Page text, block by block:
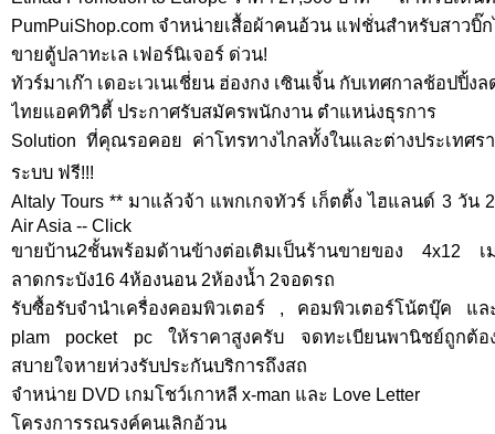
PumPuiShop.com จำหน่ายเสื้อผ้าคนอ้วน แฟชั่นสำหรับสาวบิ๊ก
ขายตู้ปลาทะเล เฟอร์นิเจอร์ ด่วน!
ทัวร์มาเก๊า เดอะเวเนเชี่ยน ฮ่องกง เซินเจิ้น กับเทศกาลช้อปปิ้งล
ไทยแอคทิวิตี้ ประกาศรับสมัครพนักงาน ตำแหน่งธุรการ
Solution ที่คุณรอคอย ค่าโทรทางไกลทั้งในและต่างประเทศ
ระบบ ฟรี!!!
Altaly Tours ** มาแล้วจ้า แพกเกจทัวร์ เก็ตติ้ง ไฮแลนด์ 3 วัน
Air Asia -- Click
ขายบ้าน2ชั้นพร้อมด้านข้างต่อเติมเป็นร้านขายของ 4x12
ลาดกระบัง16 4ห้องนอน 2ห้องน้ำ 2จอดรถ
รับซื้อรับจำนำเครื่องคอมพิวเตอร์ , คอมพิวเตอร์โน้ตบุ๊ค แ
plam pocket pc ให้ราคาสูงครับ จดทะเบียนพานิชย์ถูกต้อ
สบายใจหายห่วงรับประกันบริการถึงสถ
จำหน่าย DVD เกมโชว์เกาหลี x-man และ Love Letter
โครงการรณรงค์คนเลิกอ้วน